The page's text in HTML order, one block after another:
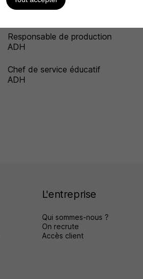
Responsable de production
ADH
Chef de service éducatif
ADH
L'entreprise
Qui sommes-nous ?
On recrute
Accès client